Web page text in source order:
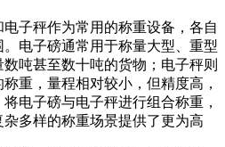
子秤作为常用的称重设备，各自
电子磅通常用于称量大型、重型
吨甚至数十吨的货物；电子秤则
重，量程相对较小，但精度高，
电子磅与电子秤进行组合称重，
多样的称重场景提供了更为高